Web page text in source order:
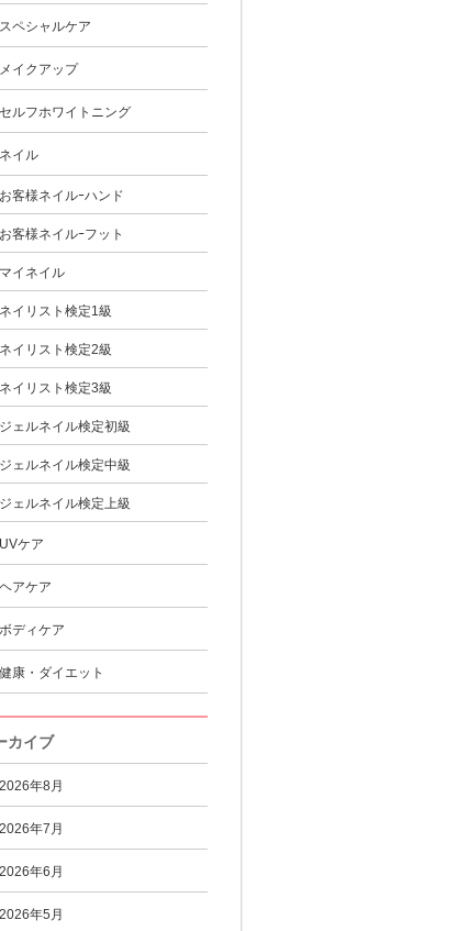
スペシャルケア
メイクアップ
セルフホワイトニング
ネイル
お客様ネイルｰハンド
お客様ネイルｰフット
マイネイル
ネイリスト検定1級
ネイリスト検定2級
ネイリスト検定3級
ジェルネイル検定初級
ジェルネイル検定中級
ジェルネイル検定上級
UVケア
ヘアケア
ボディケア
健康・ダイエット
カイブ
2026年8月
2026年7月
2026年6月
2026年5月